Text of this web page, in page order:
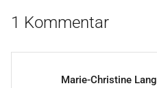
1 Kommentar
Marie-Christine Lang